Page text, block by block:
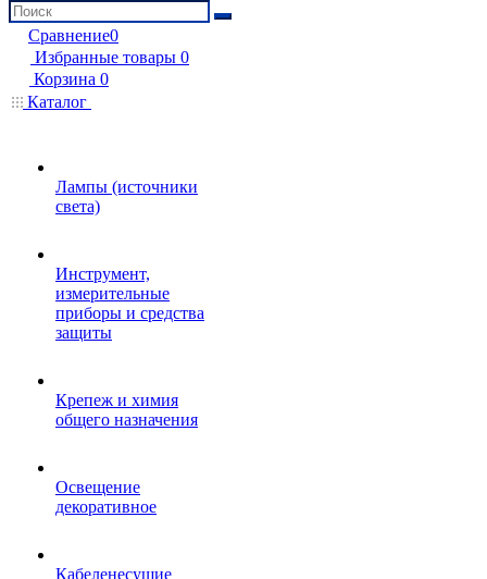
Сравнение0
Избранные товары 0
Корзина 0
Каталог
Лампы (источники
света)
Инструмент,
измерительные
приборы и средства
защиты
Крепеж и химия
общего назначения
Освещение
декоративное
Кабеленесущие